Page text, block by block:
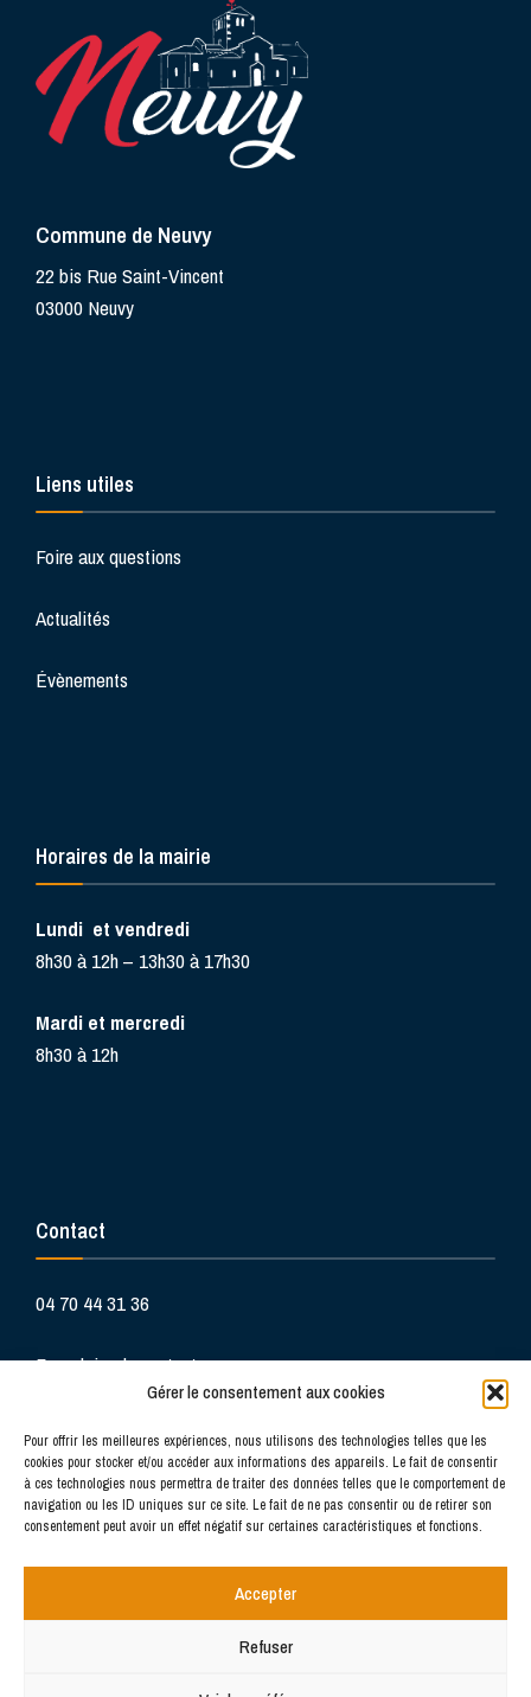
Gérer le consentement aux cookies
Pour offrir les meilleures expériences, nous utilisons des technologies telles que les
cookies pour stocker et/ou accéder aux informations des appareils. Le fait de consentir
à ces technologies nous permettra de traiter des données telles que le comportement de
navigation ou les ID uniques sur ce site. Le fait de ne pas consentir ou de retirer son
consentement peut avoir un effet négatif sur certaines caractéristiques et fonctions.
Accepter
Refuser
Commune de Neuvy
22 bis Rue Saint-Vincent
03000 Neuvy
Liens utiles
Foire aux questions
Actualités
Évènements
Horaires de la mairie
Lundi et vendredi
8h30 à 12h – 13h30 à 17h30
Mardi et mercredi
8h30 à 12h
Contact
04 70 44 31 36
Formulaire de contact
FOIRE AUX QUESTIONS